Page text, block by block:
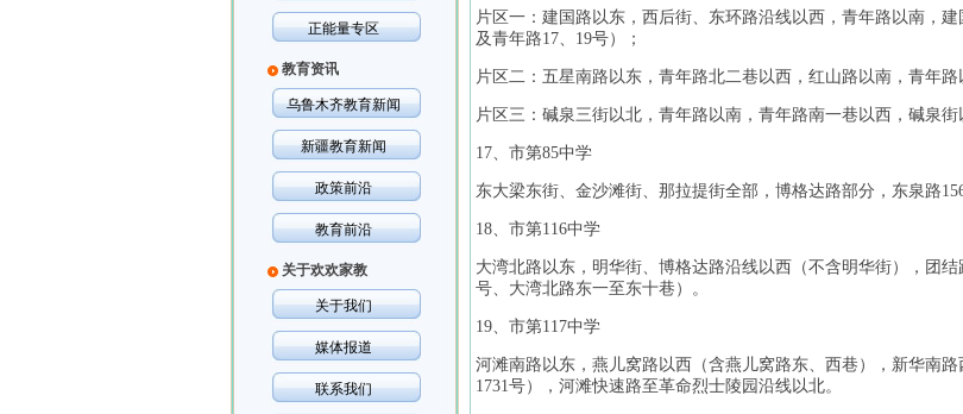
正能量专区
教育资讯
乌鲁木齐教育新闻
新疆教育新闻
政策前沿
教育前沿
关于欢欢家教
关于我们
媒体报道
联系我们
片区一：建国路以东，西后街、东环路沿线以西，青年路以南，
及青年路17、19号）；
片区二：五星南路以东，青年路北二巷以西，红山路以南，青年路
片区三：碱泉三街以北，青年路以南，青年路南一巷以西，碱泉街
17、市第85中学
东大梁东街、金沙滩街、那拉提街全部，博格达路部分，东泉路
18、市第116中学
大湾北路以东，明华街、博格达路沿线以西（不含明华街），团
号、大湾北路东一至东十巷）。
19、市第117中学
河滩南路以东，燕儿窝路以西（含燕儿窝路东、西巷），新华南
1731号），河滩快速路至革命烈士陵园沿线以北。